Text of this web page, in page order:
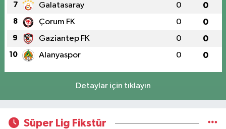
7 Galatasaray 0 0
8 Çorum FK 0 0
9 Gaziantep FK 0 0
10 Alanyaspor 0 0
Detaylar için tıklayın
Süper Lig Fikstür